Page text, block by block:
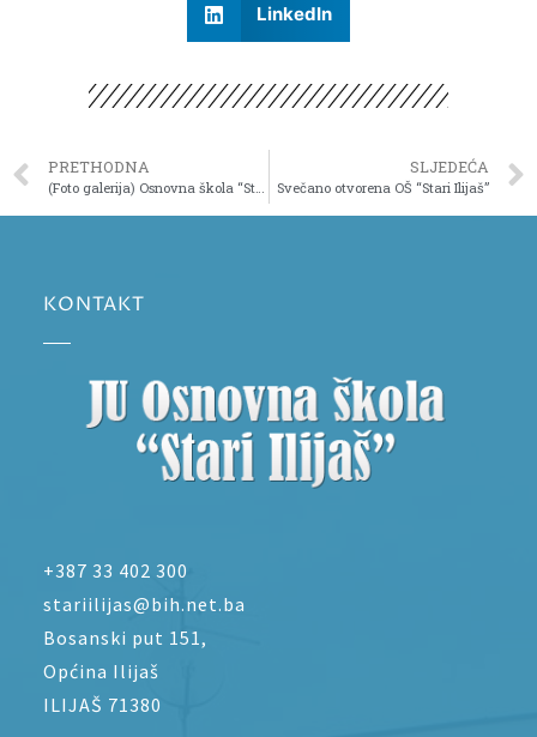
LinkedIn
PRETHODNA SLJEDEĆA
Svečano otvorena OŠ “Stari Ilijaš”
KONTAKT
+387 33 402 300
stariilijas@bih.net.ba
Bosanski put 151,
Općina Ilijaš
ILIJAŠ 71380